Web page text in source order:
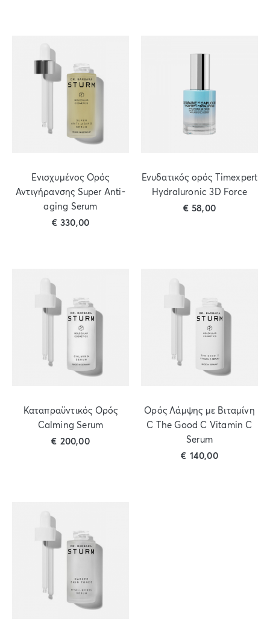
Ενισχυμένος Ορός
Αντιγήρανσης Super Anti-
aging Serum
€ 330,00
Ενυδατικός ορός Timexpert
Hydraluronic 3D Force
€ 58,00
Καταπραϋντικός Ορός
Calming Serum
€ 200,00
Ορός Λάμψης με Βιταμίνη
C The Good C Vitamin C
Serum
€ 140,00